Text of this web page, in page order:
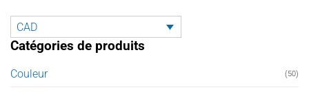
options
peuvent
CAD
Catégories de produits
Couleur (50)